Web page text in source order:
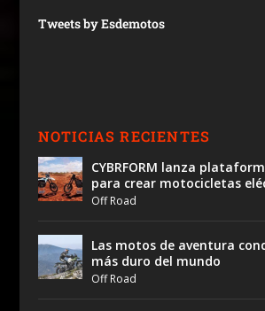
Tweets by Esdemotos
NOTICIAS RECIENTES
CYBRFORM lanza
para crear motocicletas
Off Road
Las motos de aventura
más duro del mundo
Off Road